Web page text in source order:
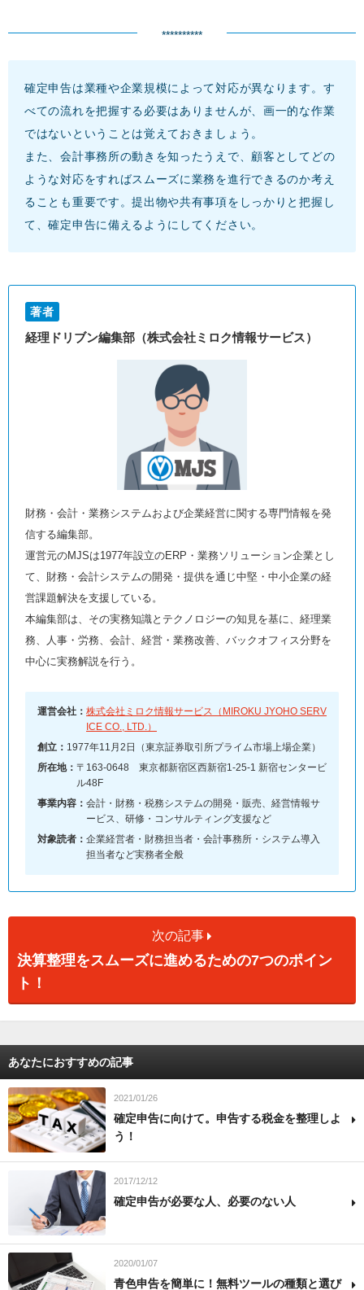
**********
確定申告は業種や企業規模によって対応が異なります。す
べての流れを把握する必要はありませんが、画一的な作業
ではないということは覚えておきましょう。
また、会計事務所の動きを知ったうえで、顧客としてどの
ような対応をすればスムーズに業務を進行できるのか考え
ることも重要です。提出物や共有事項をしっかりと把握し
て、確定申告に備えるようにしてください。
著者
経理ドリブン編集部（株式会社ミロク情報サービス）
財務・会計・業務システムおよび企業経営に関する専門情報を発
信する編集部。
運営元のMJSは1977年設立のERP・業務ソリューション企業とし
て、財務・会計システムの開発・提供を通じ中堅・中小企業の経
営課題解決を支援している。
本編集部は、その実務知識とテクノロジーの知見を基に、経理業
務、人事・労務、会計、経営・業務改善、バックオフィス分野を
中心に実務解説を行う。
運営会社： 株式会社ミロク情報サービス（MIROKU JYOHO SERV
ICE CO., LTD.）
創立： 1977年11月2日（東京証券取引所プライム市場上場企業）
所在地： 〒163-0648 東京都新宿区西新宿1-25-1 新宿センタービ
ル48F
事業内容： 会計・財務・税務システムの開発・販売、経営情報サ
ービス、研修・コンサルティング支援など
対象読者： 企業経営者・財務担当者・会計事務所・システム導入
担当者など実務者全般
次の記事
決算整理をスムーズに進めるための7つのポイン
ト！
あなたにおすすめの記事
2021/01/26
確定申告に向けて。申告する税金を整理しよ
う！
2017/12/12
確定申告が必要な人、必要のない人
2020/01/07
青色申告を簡単に！無料ツールの種類と選び